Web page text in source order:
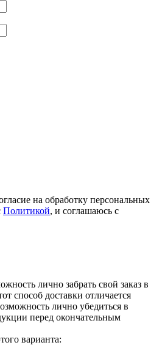
на обработку персональных
Политикой, и соглашаюсь с
лично забрать свой заказ в
способ доставки отличается
лично убедиться в
перед окончательным
варианта: